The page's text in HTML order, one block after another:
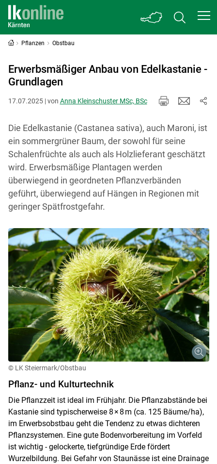
Pflanzen Obstbau
Erwerbsmäßiger Anbau von Edelkastanie -
Grundlagen
17.07.2025 | von Anna Kleinschuster MSc, BSc
Die Edelkastanie (Castanea sativa), auch Maroni, ist
ein sommergrüner Baum, der sowohl für seine
Schalenfrüchte als auch als Holzlieferant geschätzt
wird. Erwerbsmäßige Plantagen werden
überwiegend in geordneten Pflanzverbänden
geführt, überwiegend auf Hängen in Regionen mit
geringer Spätfrostgefahr.
© LK Steiermark/Obstbau
Pflanz- und Kulturtechnik
Die Pflanzzeit ist ideal im Frühjahr. Die Pflanzabstände bei
Kastanie sind typischerweise 8 × 8 m (ca. 125 Bäume/ha),
im Erwerbsobstbau geht die Tendenz zu etwas dichteren
Pflanzsystemen. Eine gute Bodenvorbereitung im Vorfeld
ist wichtig - gelockerte, tiefgründige Erde fördert
Wurzelbildung. Bei Gefahr von Staunässe ist eine Drainage